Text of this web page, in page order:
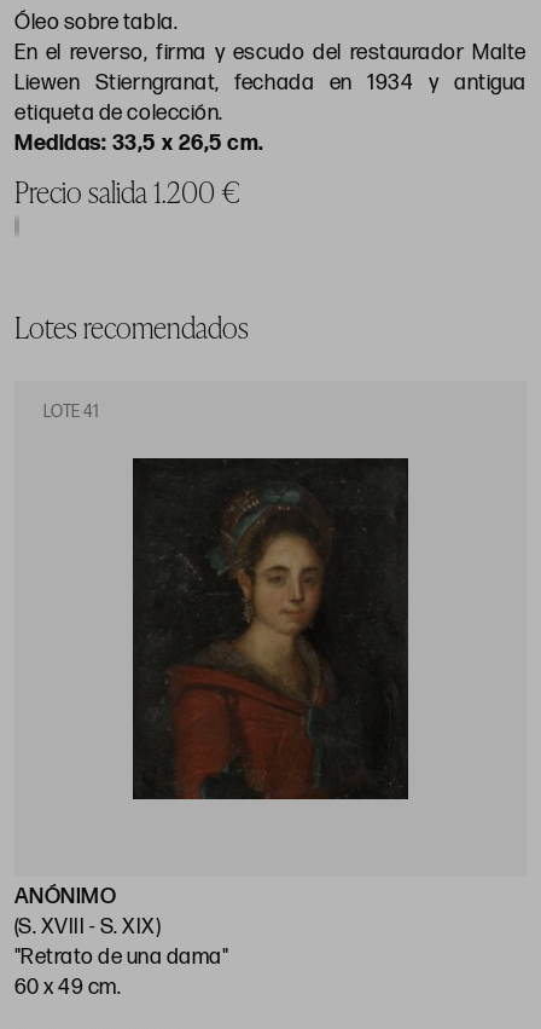
Óleo sobre tabla.
En el reverso, firma y escudo del restaurador Malte
Liewen Stierngranat, fechada en 1934 y antigua
etiqueta de colección.
33,5 x 26,5 cm.
Precio salida 1.200 €
Lotes recomendados
LOTE 41
ANÓNIMO
(S. XVIII - S. XIX)
"Retrato de una dama"
60 x 49 cm.